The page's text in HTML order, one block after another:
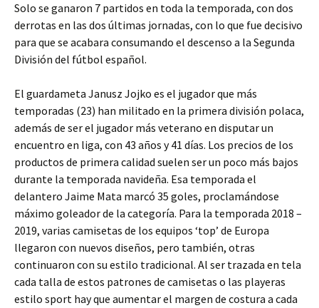
Solo se ganaron 7 partidos en toda la temporada, con dos
derrotas en las dos últimas jornadas, con lo que fue decisivo
para que se acabara consumando el descenso a la Segunda
División del fútbol español.
El guardameta Janusz Jojko es el jugador que más
temporadas (23) han militado en la primera división polaca,
además de ser el jugador más veterano en disputar un
encuentro en liga, con 43 años y 41 días. Los precios de los
productos de primera calidad suelen ser un poco más bajos
durante la temporada navideña. Esa temporada el
delantero Jaime Mata marcó 35 goles, proclamándose
máximo goleador de la categoría. Para la temporada 2018 –
2019, varias camisetas de los equipos ‘top’ de Europa
llegaron con nuevos diseños, pero también, otras
continuaron con su estilo tradicional. Al ser trazada en tela
cada talla de estos patrones de camisetas o las playeras
estilo sport hay que aumentar el margen de costura a cada